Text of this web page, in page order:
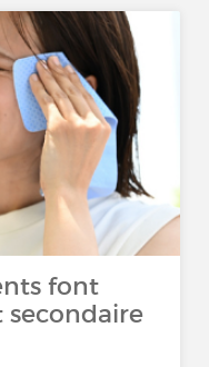
font
secondaire